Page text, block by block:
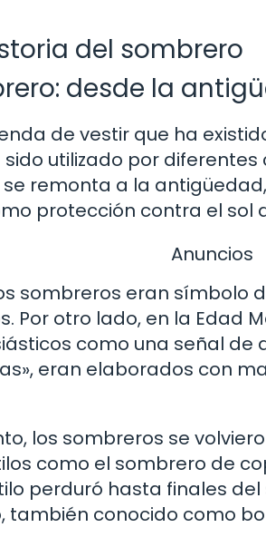
del sombrero
desde la
de vestir que ha
utilizado por
se remonta a la
protección contra el sol
Anuncios
sombreros eran símbolo
Por otro lado, en la Edad
como una señal de
eran elaborados con
los sombreros se
como el sombrero de
perduró hasta finales
también conocido como